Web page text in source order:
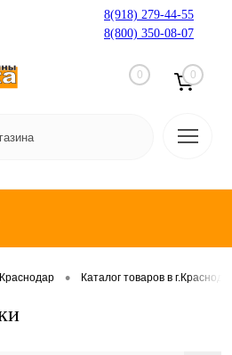
8(918) 279-44-55
8(800) 350-08-07
0 0
• Каталог товаров в